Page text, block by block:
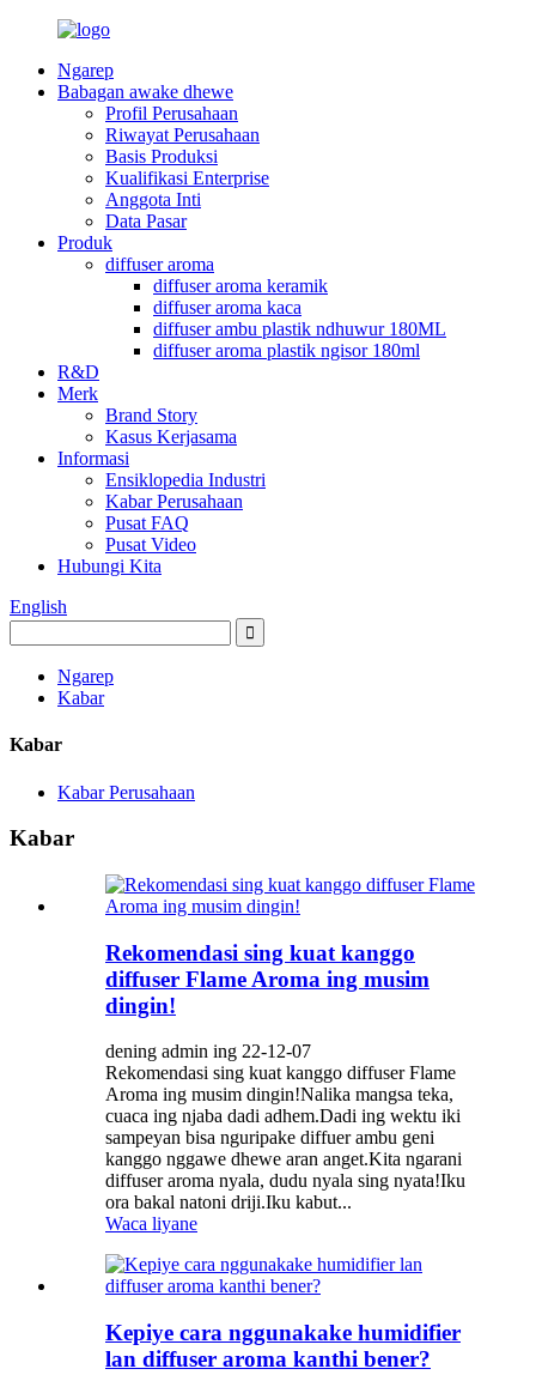
Ngarep
Babagan awake dhewe
Profil Perusahaan
Riwayat Perusahaan
Basis Produksi
Kualifikasi Enterprise
Anggota Inti
Data Pasar
Produk
diffuser aroma
diffuser aroma keramik
diffuser aroma kaca
diffuser ambu plastik ndhuwur 180ML
diffuser aroma plastik ngisor 180ml
R&D
Merk
Brand Story
Kasus Kerjasama
Informasi
Ensiklopedia Industri
Kabar Perusahaan
Pusat FAQ
Pusat Video
Hubungi Kita
English
Ngarep
Kabar
Kabar
Kabar Perusahaan
Kabar
Rekomendasi sing kuat kanggo
diffuser Flame Aroma ing musim
dingin!
dening admin ing 22-12-07
Rekomendasi sing kuat kanggo diffuser Flame
Aroma ing musim dingin!Nalika mangsa teka,
cuaca ing njaba dadi adhem.Dadi ing wektu iki
sampeyan bisa nguripake diffuer ambu geni
kanggo nggawe dhewe aran anget.Kita ngarani
diffuser aroma nyala, dudu nyala sing nyata!Iku
ora bakal natoni driji.Iku kabut...
Waca liyane
Kepiye cara nggunakake humidifier
lan diffuser aroma kanthi bener?